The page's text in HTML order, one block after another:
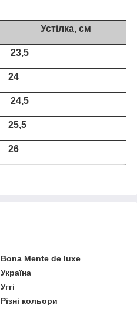
Устілка, см
23,5
24
24,5
25,5
26
Bona Mente de luxe
Україна
Уггі
Різні кольори